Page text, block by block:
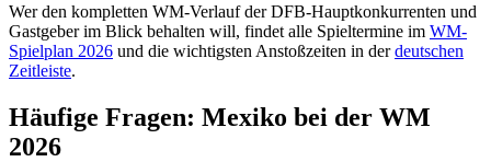
Wer den kompletten WM-Verlauf der DFB-Hauptkonkurrenten und
Gastgeber im Blick behalten will, findet alle Spieltermine im WM-
Spielplan 2026 und die wichtigsten Anstoßzeiten in derdeutschen
Zeitleiste.
Häufige Fragen: Mexiko bei der WM
2026